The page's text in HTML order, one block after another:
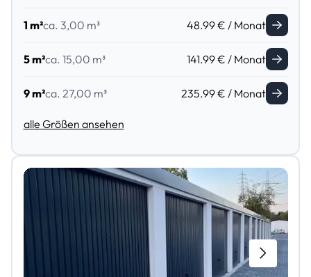
1 m²ca. 3,00 m³ 48.99 € / Monat
5 m²ca. 15,00 m³ 141.99 € / Monat
9 m²ca. 27,00 m³ 235.99 € / Monat
alle Größen ansehen